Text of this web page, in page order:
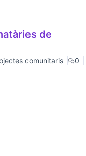
de
comunitaris
0